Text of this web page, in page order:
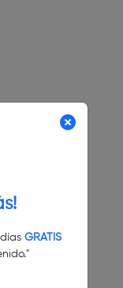
GRATIS